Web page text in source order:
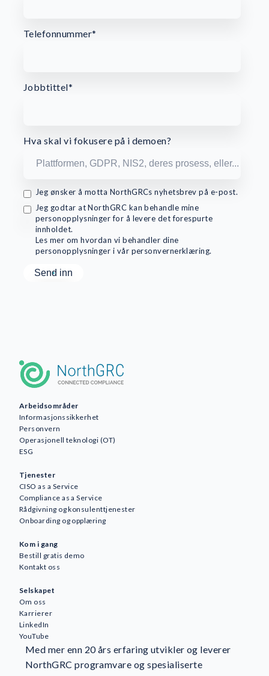
Telefonnummer*
Jobbtittel*
Hva skal vi fokusere på i demoen?
Jeg ønsker å motta NorthGRCs nyhetsbrev på e-post.
Jeg godtar at NorthGRC kan behandle mine
personopplysninger for å levere det forespurte
innholdet.
Les mer om hvordan vi behandler dine
personopplysninger i vår personvernerklæring.
Arbeidsområder
Informasjonssikkerhet
Personvern
Operasjonell teknologi (OT)
ESG
Tjenester
CISO as a Service
Compliance as a Service
Rådgivning og konsulenttjenester
Onboarding og opplæring
Kom i gang
Bestill gratis demo
Kontakt oss
Selskapet
Om oss
Karrierer
LinkedIn
YouTube
Med mer enn 20 års erfaring utvikler og leverer
NorthGRC programvare og spesialiserte